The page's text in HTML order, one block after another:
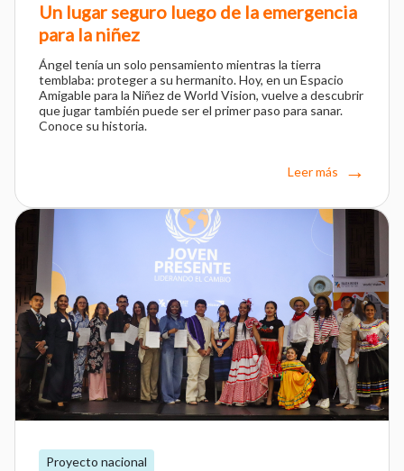
Un lugar seguro luego de la emergencia
para la niñez
Ángel tenía un solo pensamiento mientras la tierra
temblaba: proteger a su hermanito. Hoy, en un Espacio
Amigable para la Niñez de World Vision, vuelve a descubrir
que jugar también puede ser el primer paso para sanar.
Conoce su historia.
Leer más
Proyecto nacional